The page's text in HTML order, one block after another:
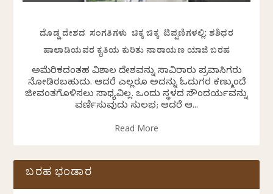
ದೊಡ್ಡ ದೇಶದ ಸಂಗತಿಗಳು ಚಿಕ್ಕ ಚಿಕ್ಕ ಟಿಪ್ಪಣಿಗಳಲ್ಲಿ: ಶಶಿಧರ
ಹಾಲಾಡಿಯವರ ಕೃತಿಯ ಕುರಿತು ನಾರಾಯಣ ಯಾಜಿ ಬರಹ
ಅಮೆರಿಕದಂತಹ ವಿಶಾಲ ದೇಶವನ್ನು ಸಾವಿರಾರು ಪ್ರವಾಸಿಗರು
ನೋಡಿರಬಹುದು. ಆದರೆ ಎಲ್ಲರೂ ಅದನ್ನು ಓದುಗರ ಕಣ್ಮುಂದೆ
ಜೀವಂತಗೊಳಿಸಲು ಸಾಧ್ಯವಿಲ್ಲ. ಒಂದು ಸ್ಥಳದ ಸೌಂದರ್ಯವನ್ನು
ವರ್ಣಿಸುವುದು ಸುಲಭ; ಆದರೆ ಆ...
Read More
ಬರಹ ಭಂಡಾರ